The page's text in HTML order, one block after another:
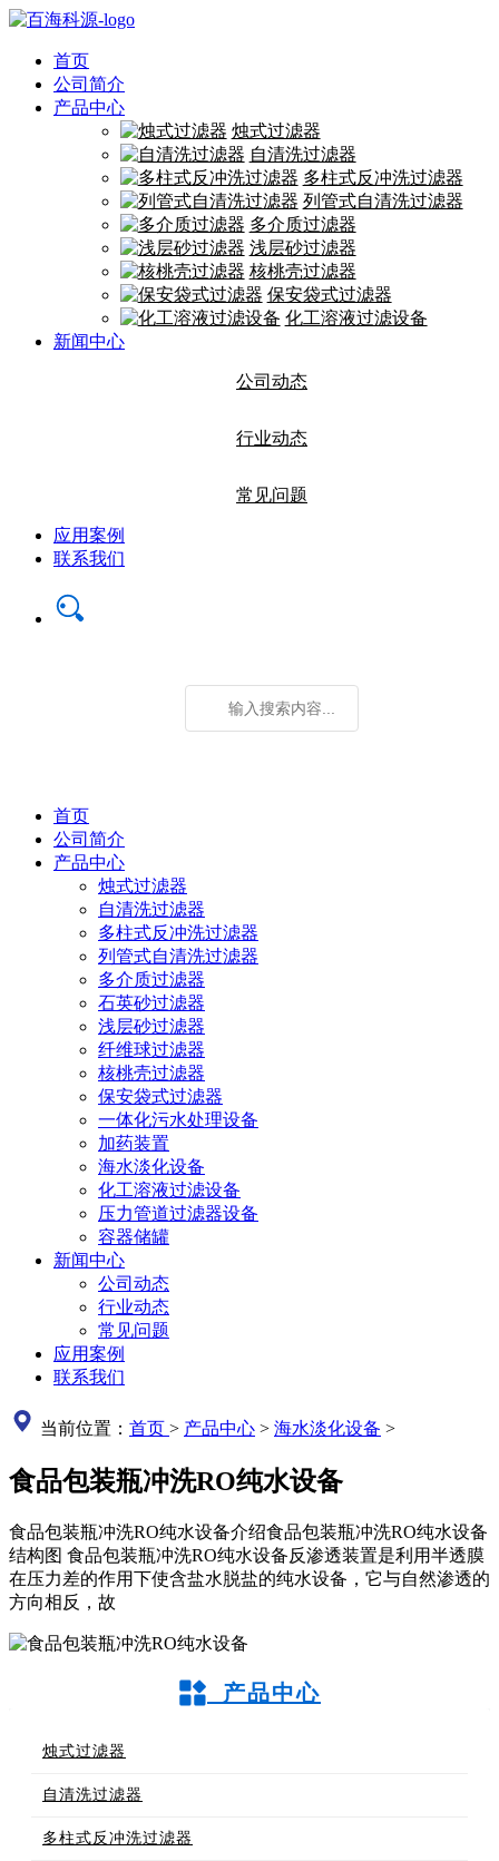
首页
公司简介
产品中心
烛式过滤器
自清洗过滤器
多柱式反冲洗过滤器
列管式自清洗过滤器
多介质过滤器
浅层砂过滤器
核桃壳过滤器
保安袋式过滤器
化工溶液过滤设备
新闻中心
公司动态
行业动态
常见问题
应用案例
联系我们
首页
公司简介
产品中心
烛式过滤器
自清洗过滤器
多柱式反冲洗过滤器
列管式自清洗过滤器
多介质过滤器
石英砂过滤器
浅层砂过滤器
纤维球过滤器
核桃壳过滤器
保安袋式过滤器
一体化污水处理设备
加药装置
海水淡化设备
化工溶液过滤设备
压力管道过滤器设备
容器储罐
新闻中心
公司动态
行业动态
常见问题
应用案例
联系我们
当前位置： 首页 > 产品中心 > 海水淡化设备 >
食品包装瓶冲洗RO纯水设备
食品包装瓶冲洗RO纯水设备介绍食品包装瓶冲洗RO纯水设备
结构图 食品包装瓶冲洗RO纯水设备反渗透装置是利用半透膜
在压力差的作用下使含盐水脱盐的纯水设备，它与自然渗透的
方向相反，故
产品中心
烛式过滤器
自清洗过滤器
多柱式反冲洗过滤器